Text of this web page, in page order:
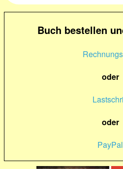
Buch bestellen
oder
oder
PayPal